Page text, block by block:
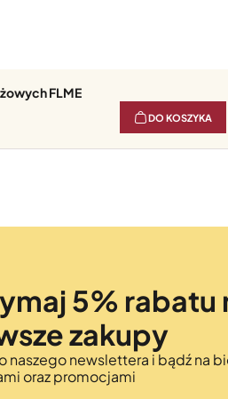
FLME
DO KOSZYKA
5% rabatu
zakupy
naszego newslettera i bądź na
oraz promocjami